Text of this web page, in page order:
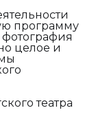
программу
целое и
театра